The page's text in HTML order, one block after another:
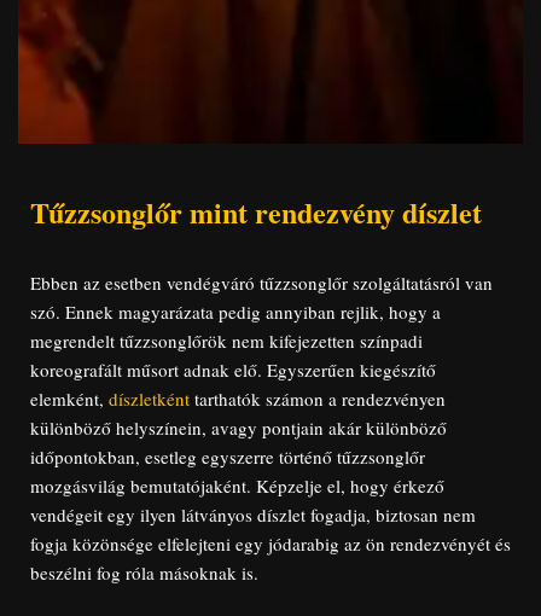
Tűzzsonglőr mint rendezvény díszlet
Ebben az esetben vendégváró tűzzsonglőr szolgáltatásról van
szó. Ennek magyarázata pedig annyiban rejlik, hogy a
megrendelt tűzzsonglőrök nem kifejezetten színpadi
koreografált műsort adnak elő. Egyszerűen kiegészítő
elemként, díszletként tarthatók számon a rendezvényen
különböző helyszínein, avagy pontjain akár különböző
időpontokban, esetleg egyszerre történő tűzzsonglőr
mozgásvilág bemutatójaként. Képzelje el, hogy érkező
vendégeit egy ilyen látványos díszlet fogadja, biztosan nem
fogja közönsége elfelejteni egy jódarabig az ön rendezvényét és
beszélni fog róla másoknak is.